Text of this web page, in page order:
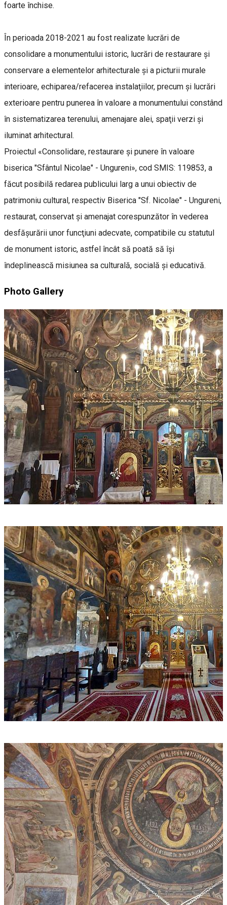
foarte închise.
În perioada 2018-2021 au fost realizate lucrări de
consolidare a monumentului istoric, lucrări de restaurare şi
conservare a elementelor arhitecturale şi a picturii murale
interioare, echiparea/refacerea instalaţiilor, precum şi lucrări
exterioare pentru punerea în valoare a monumentului constând
în sistematizarea terenului, amenajare alei, spaţii verzi şi
iluminat arhitectural.
Proiectul «Consolidare, restaurare şi punere în valoare
biserica "Sfântul Nicolae" - Ungureni», cod SMIS: 119853, a
făcut posibilă redarea publicului larg a unui obiectiv de
patrimoniu cultural, respectiv Biserica "Sf. Nicolae" - Ungureni,
restaurat, conservat şi amenajat corespunzător în vederea
desfăşurării unor funcţiuni adecvate, compatibile cu statutul
de monument istoric, astfel încât să poată să îşi
îndeplinească misiunea sa culturală, socială şi educativă.
Photo Gallery